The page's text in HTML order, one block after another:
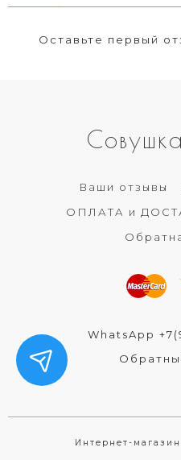
Оставьте первый
Ваши отзывы
ОПЛАТА и
WhatsApp
Интернет-